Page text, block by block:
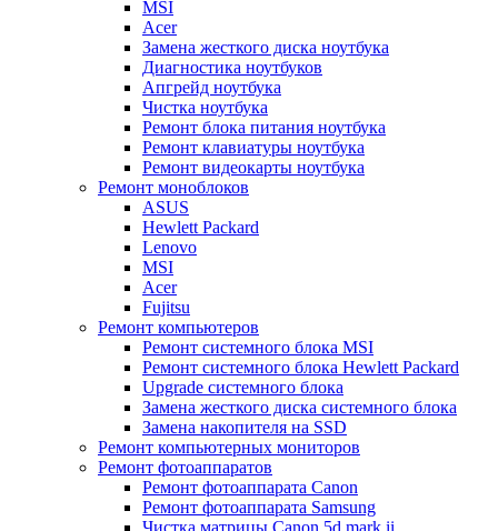
MSI
Acer
Замена жесткого диска ноутбука
Диагностика ноутбуков
Апгрейд ноутбука
Чистка ноутбука
Ремонт блока питания ноутбука
Ремонт клавиатуры ноутбука
Ремонт видеокарты ноутбука
Ремонт моноблоков
ASUS
Hewlett Packard
Lenovo
MSI
Acer
Fujitsu
Ремонт компьютеров
Ремонт системного блока MSI
Ремонт системного блока Hewlett Packard
Upgrade системного блока
Замена жесткого диска системного блока
Замена накопителя на SSD
Ремонт компьютерных мониторов
Ремонт фотоаппаратов
Ремонт фотоаппарата Canon
Ремонт фотоаппарата Samsung
Чистка матрицы Canon 5d mark ii